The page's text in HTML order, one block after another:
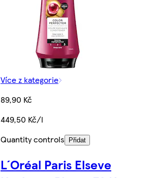
Více z kategorie
89,90 Kč
449,50 Kč/l
Quantity controls
Přidat
L´Oréal Paris Elseve